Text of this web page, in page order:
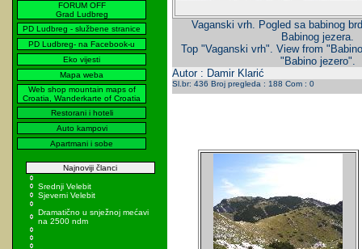
FORUM OFF
Grad Ludbreg
PD Ludbreg - službene stranice
PD Ludbreg- na Facebook-u
Eko vijesti
Mapa weba
Web shop mountain maps of
Croatia, Wanderkarte of Croatia
Restorani i hoteli
Auto kampovi
Apartmani i sobe
Najnoviji članci
Srednji Velebit
Sjeverni Velebit
Dramatično u snježnoj mećavi
na 2500 ndm
Vaganski vrh. Pogled sa babinog
Babinog jezera.
Top "Vaganski vrh". View from
"Babino jezero".
Autor : Damir Klarić
Sl.br: 436 Broj pregleda : 188 Com : 0